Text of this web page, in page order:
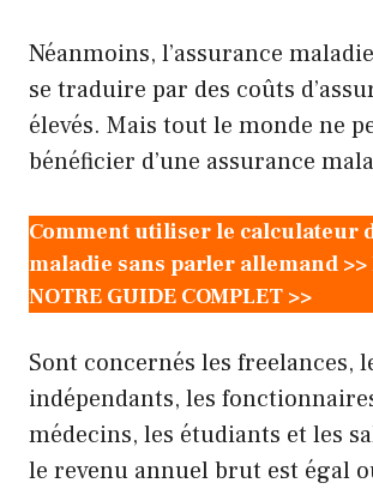
Néanmoins, l’assurance
se traduire par des coûts
élevés. Mais tout le monde ne
bénéficier d’une assurance
Comment utiliser le calculateur
maladie sans parler allemand >>
NOTRE GUIDE COMPLET >>
Sont concernés les freelances,
indépendants, les
médecins, les étudiants et les
le revenu annuel brut est égal